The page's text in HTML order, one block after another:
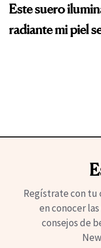
Este suero
radiante mi piel
Regístrate con tu
en conocer
consejos de